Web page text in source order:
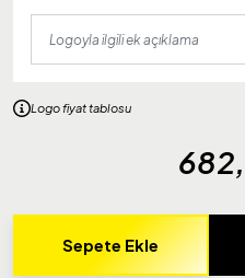
Logo fiyat tablosu
Sepete Ekle